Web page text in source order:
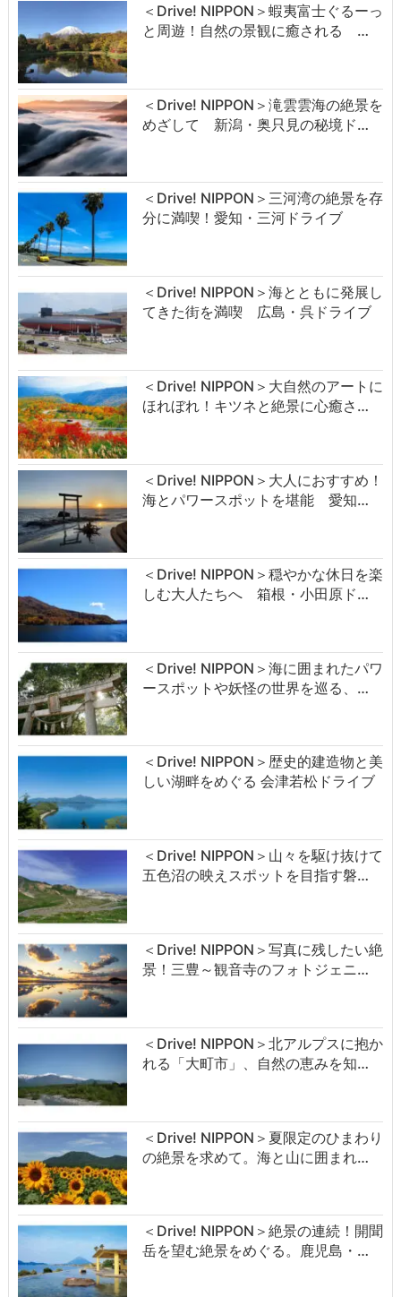
＜Drive! NIPPON＞蝦夷富士ぐるーっ
と周遊！自然の景観に癒される …
＜Drive! NIPPON＞滝雲雲海の絶景を
めざして 新潟・奥只見の秘境ド…
＜Drive! NIPPON＞三河湾の絶景を存
分に満喫！愛知・三河ドライブ
＜Drive! NIPPON＞海とともに発展し
てきた街を満喫 広島・呉ドライブ
＜Drive! NIPPON＞大自然のアートに
ほれぼれ！キツネと絶景に心癒さ…
＜Drive! NIPPON＞大人におすすめ！
海とパワースポットを堪能 愛知…
＜Drive! NIPPON＞穏やかな休日を楽
しむ大人たちへ 箱根・小田原ド…
＜Drive! NIPPON＞海に囲まれたパワ
ースポットや妖怪の世界を巡る、…
＜Drive! NIPPON＞歴史的建造物と美
しい湖畔をめぐる 会津若松ドライブ
＜Drive! NIPPON＞山々を駆け抜けて
五色沼の映えスポットを目指す磐…
＜Drive! NIPPON＞写真に残したい絶
景！三豊～観音寺のフォトジェニ…
＜Drive! NIPPON＞北アルプスに抱か
れる「大町市」、自然の恵みを知…
＜Drive! NIPPON＞夏限定のひまわり
の絶景を求めて。海と山に囲まれ…
＜Drive! NIPPON＞絶景の連続！開聞
岳を望む絶景をめぐる。鹿児島・…